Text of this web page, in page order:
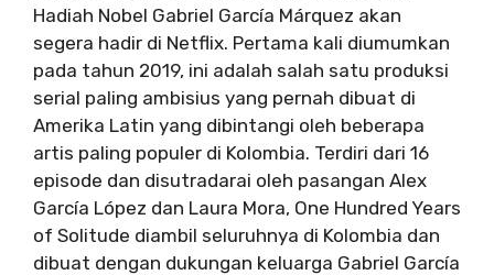
Hadiah Nobel Gabriel García Márquez akan
segera hadir di Netflix. Pertama kali diumumkan
pada tahun 2019, ini adalah salah satu produksi
serial paling ambisius yang pernah dibuat di
Amerika Latin yang dibintangi oleh beberapa
artis paling populer di Kolombia. Terdiri dari 16
episode dan disutradarai oleh pasangan Alex
García López dan Laura Mora, One Hundred Years
of Solitude diambil seluruhnya di Kolombia dan
dibuat dengan dukungan keluarga Gabriel García